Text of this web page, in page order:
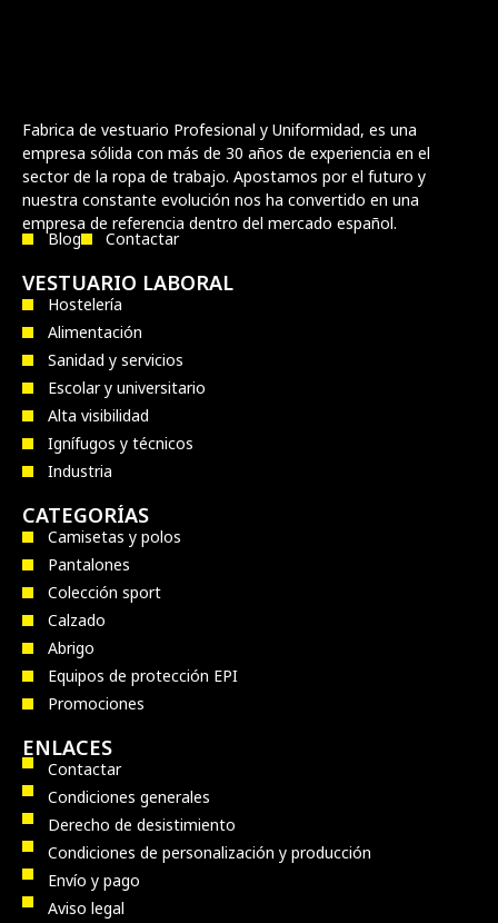
Fabrica de vestuario Profesional y Uniformidad, es una
empresa sólida con más de 30 años de experiencia en el
sector de la ropa de trabajo. Apostamos por el futuro y
nuestra constante evolución nos ha convertido en una
empresa de referencia dentro del mercado español.
Blog Contactar
VESTUARIO LABORAL
Hostelería
Alimentación
Sanidad y servicios
Escolar y universitario
Alta visibilidad
Ignífugos y técnicos
Industria
CATEGORÍAS
Camisetas y polos
Pantalones
Colección sport
Calzado
Abrigo
Equipos de protección EPI
Promociones
ENLACES
Contactar
Condiciones generales
Derecho de desistimiento
Condiciones de personalización y producción
Envío y pago
Aviso legal